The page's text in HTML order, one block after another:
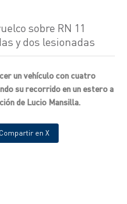
sobre RN 11
y dos lesionadas
un vehículo con cuatro
su recorrido en un estero a
de Lucio Mansilla.
Compartir en X